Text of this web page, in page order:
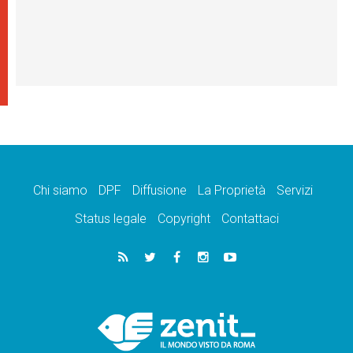
Chi siamo DPF Diffusione La Proprietà
Servizi
Status legale
Copyright Contattaci